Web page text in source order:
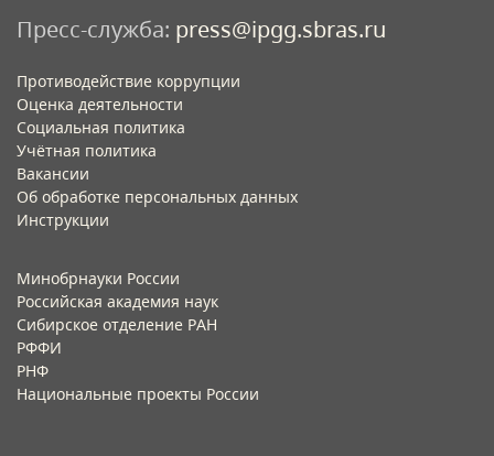
Пресс-служба: press@ipgg.sbras.ru
Противодействие коррупции
Оценка деятельности
Социальная политика
Учётная политика​
Вакансии​
Об обработке персональных данных​
Инструкции​
Минобрнауки России
Российская академия наук
Сибирское отделение РАН
РФФИ
РНФ
Национальные проекты России